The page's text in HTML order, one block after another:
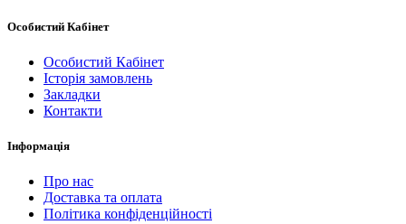
Особистий Кабінет
Особистий Кабінет
Історія замовлень
Закладки
Контакти
Інформація
Про нас
Доставка та оплата
Політика конфіденційності